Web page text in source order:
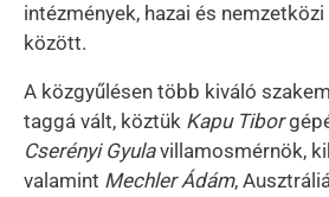
intézmények, hazai és
között.
A közgyűlésen több kiváló
taggá vált, köztük Kapu Tibor
Cserényi Gyulavillamosmérnök,
valamint Mechler Ádám,